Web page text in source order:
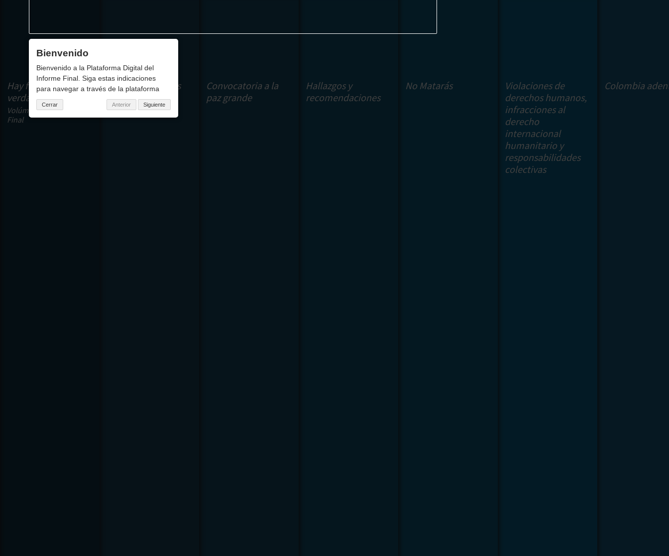
Hay futuro si hay
verdad
Volúmenes del Informe
Final
Analítica de datos
(información y
recursos)
Convocatoria a la
paz grande
Hallazgos y
recomendaciones
No Matarás
Violaciones de
derechos humanos,
infracciones al
derecho
internacional
humanitario y
responsabilidades
colectivas
Colombia
Bienvenido
Bienvenido a la Plataforma Digital del
Informe Final. Siga estas indicaciones
para navegar a través de la plataforma
Cerrar Anterior Siguiente